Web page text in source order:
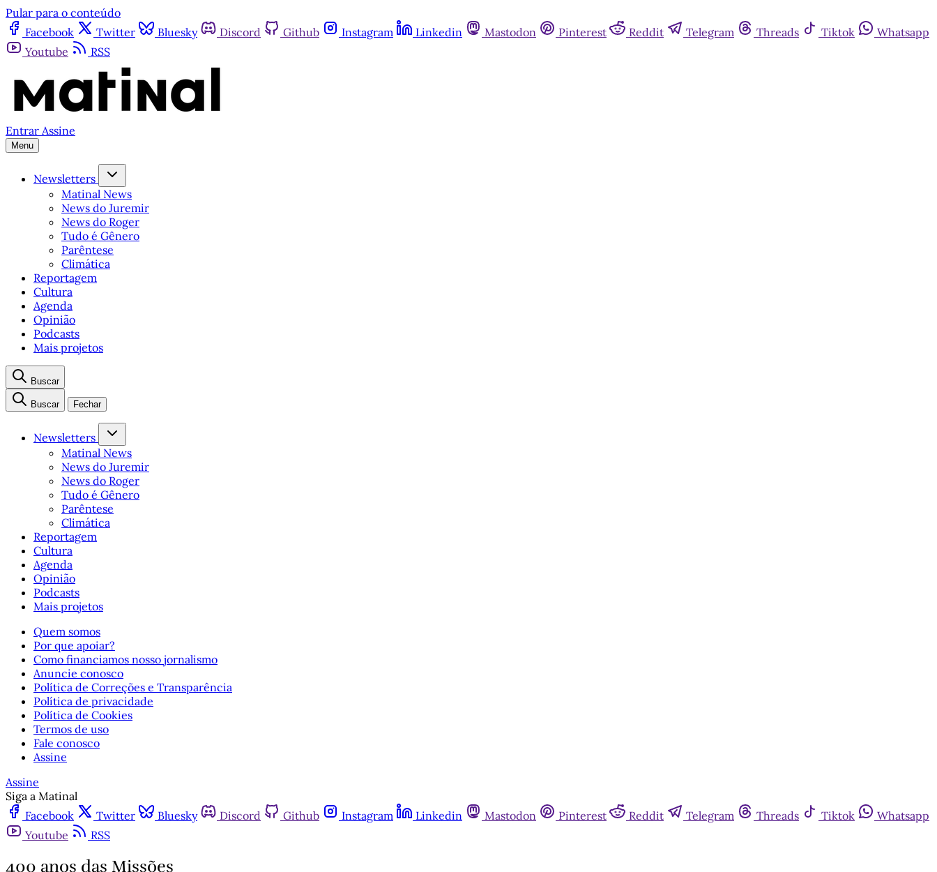
Pular para o conteúdo
Facebook
Twitter Bluesky Discord Github Instagram Linkedin Mastodon Pinterest Reddit Telegram Threads Tiktok
Whatsapp
Youtube
RSS
Entrar Assine
Menu
Newsletters
Matinal News
News do Juremir
News do Roger
Tudo é Gênero
Parêntese
Climática
Reportagem
Cultura
Agenda
Opinião
Podcasts
Mais projetos
Buscar
Buscar Fechar
Newsletters
Matinal News
News do Juremir
News do Roger
Tudo é Gênero
Parêntese
Climática
Reportagem
Cultura
Agenda
Opinião
Podcasts
Mais projetos
Quem somos
Por que apoiar?
Como financiamos nosso jornalismo
Anuncie conosco
Política de Correções e Transparência
Política de privacidade
Política de Cookies
Termos de uso
Fale conosco
Assine
Assine
Siga a Matinal
Facebook
Twitter Bluesky Discord Github Instagram Linkedin Mastodon Pinterest Reddit Telegram Threads Tiktok
Whatsapp
Youtube
RSS
400 anos das Missões